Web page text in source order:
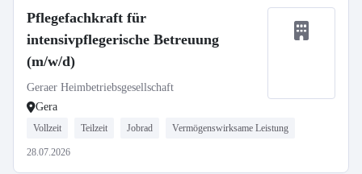
Pflegefachkraft für
intensivpflegerische Betreuung
(m/w/d)
Geraer Heimbetriebsgesellschaft
Gera
Vollzeit Teilzeit Jobrad Vermögenswirksame Leistung
28.07.2026